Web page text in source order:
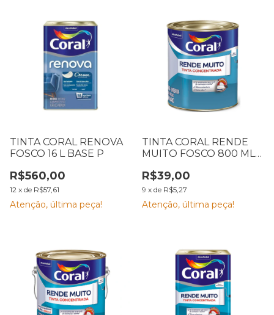
TINTA CORAL RENOVA
FOSCO 16 L BASE P
R$560,00
12 x de R$57,61
Atenção, última peça!
TINTA CORAL RENDE
MUITO FOSCO 800 ML
R$39,00
9 x de R$5,27
Atenção, última peça!